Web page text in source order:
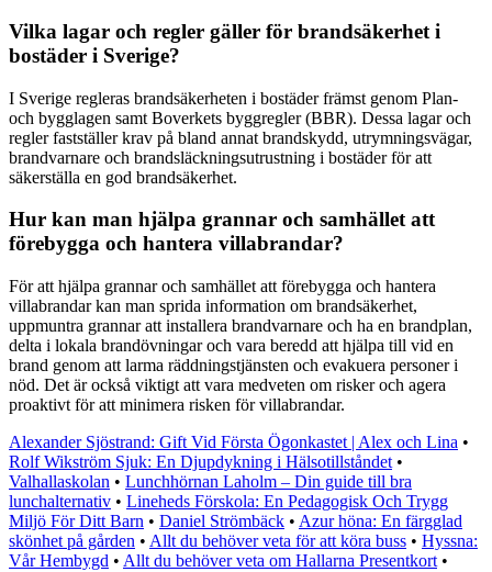
Vilka lagar och regler gäller för brandsäkerhet i
bostäder i Sverige?
I Sverige regleras brandsäkerheten i bostäder främst genom Plan-
och bygglagen samt Boverkets byggregler (BBR). Dessa lagar och
regler fastställer krav på bland annat brandskydd, utrymningsvägar,
brandvarnare och brandsläckningsutrustning i bostäder för att
säkerställa en god brandsäkerhet.
Hur kan man hjälpa grannar och samhället att
förebygga och hantera villabrandar?
För att hjälpa grannar och samhället att förebygga och hantera
villabrandar kan man sprida information om brandsäkerhet,
uppmuntra grannar att installera brandvarnare och ha en brandplan,
delta i lokala brandövningar och vara beredd att hjälpa till vid en
brand genom att larma räddningstjänsten och evakuera personer i
nöd. Det är också viktigt att vara medveten om risker och agera
proaktivt för att minimera risken för villabrandar.
Alexander Sjöstrand: Gift Vid Första Ögonkastet | Alex och Lina •
Rolf Wikström Sjuk: En Djupdykning i Hälsotillståndet •
Valhallaskolan • Lunchhörnan Laholm – Din guide till bra
lunchalternativ • Lineheds Förskola: En Pedagogisk Och Trygg
Miljö För Ditt Barn • Daniel Strömbäck • Azur höna: En färgglad
skönhet på gården • Allt du behöver veta för att köra buss • Hyssna:
Vår Hembygd • Allt du behöver veta om Hallarna Presentkort •